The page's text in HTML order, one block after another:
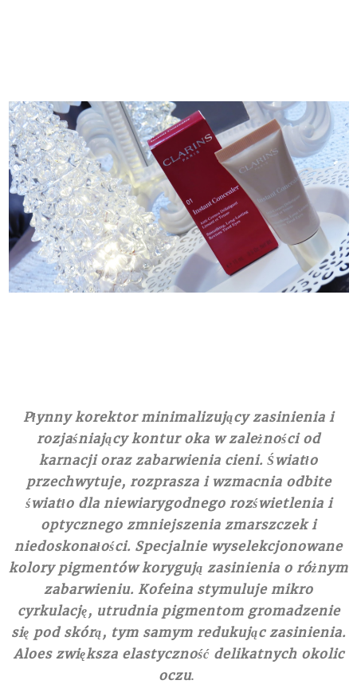
Płynny korektor minimalizujący zasinienia i
rozjaśniający kontur oka w zależności od
karnacji oraz zabarwienia cieni. Światło
przechwytuje, rozprasza i wzmacnia odbite
światło dla niewiarygodnego rozświetlenia i
optycznego zmniejszenia zmarszczek i
niedoskonałości. Specjalnie wyselekcjonowane
kolory pigmentów korygują zasinienia o różnym
zabarwieniu. Kofeina stymuluje mikro
cyrkulację, utrudnia pigmentom gromadzenie
się pod skórą, tym samym redukując zasinienia.
Aloes zwiększa elastyczność delikatnych okolic
oczu.